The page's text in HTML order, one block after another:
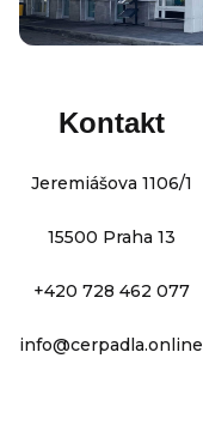
Kontakt
Jeremiášova 1106/1
15500 Praha 13
+420 728 462 077
info@cerpadla.online